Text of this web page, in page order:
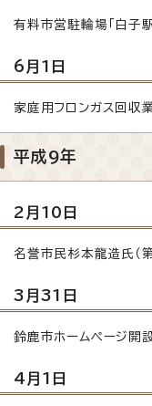
有料市営駐輪場「白子
6月1日
家庭用フロンガス回収
平成9年
2月10日
名誉市民杉本龍造氏（
3月31日
鈴鹿市ホームページ開
4月1日